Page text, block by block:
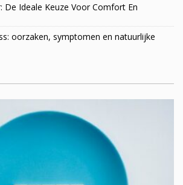
De Ideale Keuze Voor Comfort En
oorzaken, symptomen en natuurlijke